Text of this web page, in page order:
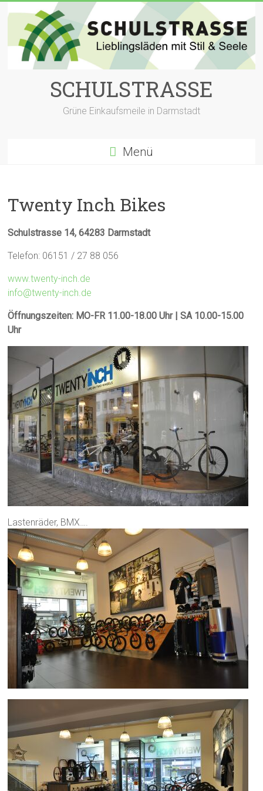
Inhalt
springen
SCHULSTRASSE
Grüne Einkaufsmeile in Darmstadt
Menü
Twenty Inch Bikes
Schulstrasse 14, 64283 Darmstadt
Telefon: 06151 / 27 88 056
www.twenty-inch.de
info@twenty-inch.de
Öffnungszeiten: MO-FR 11.00-18.00 Uhr | SA 10.00-15.00
Uhr
Lastenräder, BMX….